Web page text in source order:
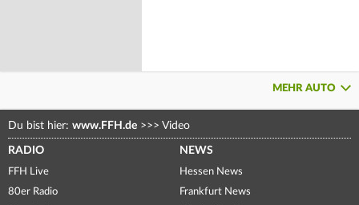
MEHR AUTO
Du bist hier: www.FFH.de >>> Video
RADIO
FFH Live
80er Radio
NEWS
Hessen News
Frankfurt News